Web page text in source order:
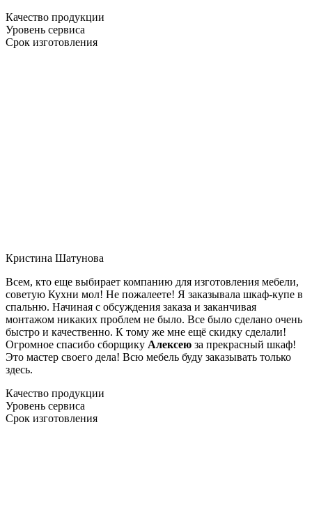
Качество продукции
Уровень сервиса
Срок изготовления
Кристина Шатунова
Всем, кто еще выбирает компанию для изготовления мебели,
советую Кухни мол! Не пожалеете! Я заказывала шкаф-купе в
спальню. Начиная с обсуждения заказа и заканчивая
монтажом никаких проблем не было. Все было сделано очень
быстро и качественно. К тому же мне ещё скидку сделали!
Огромное спасибо сборщику Алексею за прекрасный шкаф!
Это мастер своего дела! Всю мебель буду заказывать только
здесь.
Качество продукции
Уровень сервиса
Срок изготовления